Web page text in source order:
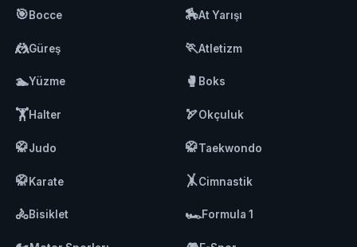
🎯Bocce 🏇At Yarışı
🤼Güreş 🏃Atletizm
🏊Yüzme 🥊 Boks
🏋️Halter 🏹Okçuluk
🥋Judo 🥋Taekwondo
🥋Karate 🤸Cimnastik
🚴Bisiklet 🏎️Formula 1